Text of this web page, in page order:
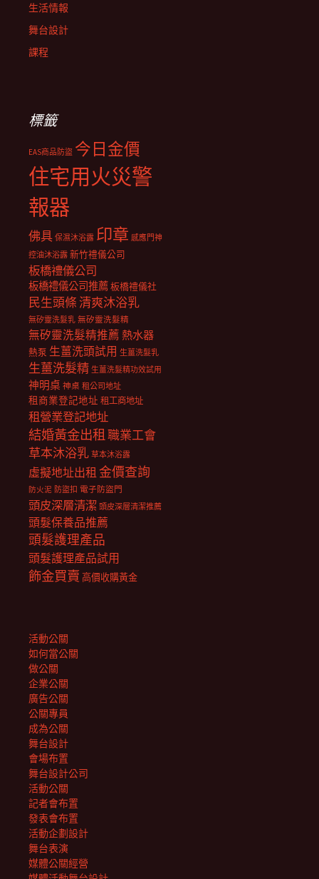
生活情報
舞台設計
課程
標籤
EAS商品防盜 今日金價
住宅用火災警
報器
佛具 保濕沐浴露 印章 感應門神
控油沐浴露 新竹禮儀公司
板橋禮儀公司
板橋禮儀公司推薦板橋禮儀社
民生頭條清爽沐浴乳
無矽靈洗髮乳 無矽靈洗髮精
無矽靈洗髮精推薦 熱水器
熱泵 生薑洗頭試用 生薑洗髮乳
生薑洗髮精 生薑洗髮精功效試用
神明桌 神桌 租公司地址
租商業登記地址 租工商地址
租營業登記地址
結婚黃金出租職業工會
草本沐浴乳 草本沐浴露
虛擬地址出租 金價查詢
防火泥 防盜扣 電子防盜門
頭皮深層清潔 頭皮深層清潔推薦
頭髮保養品推薦
頭髮護理產品
頭髮護理產品試用
飾金買賣 高價收購黃金
活動公關
如何當公關
做公關
企業公關
廣告公關
公關專員
成為公關
舞台設計
會場布置
舞台設計公司
活動公關
記者會布置
發表會布置
活動企劃設計
舞台表演
媒體公關經營